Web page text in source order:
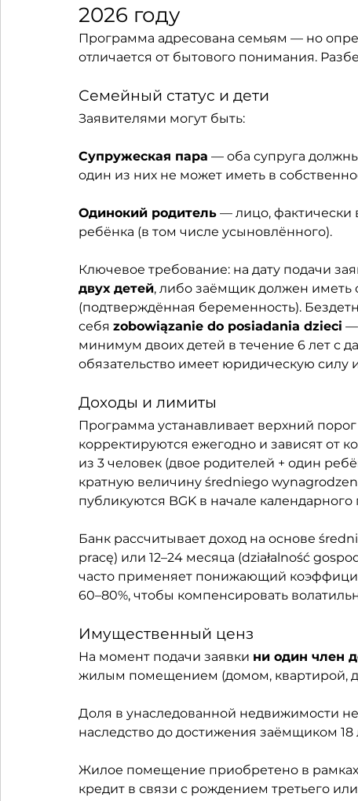
2026 году
Программа адресована семьям — но
отличается от бытового понимания.
Семейный статус и дети
Заявителями могут быть:
Супружеская пара — оба супруга
один из них не может иметь в
Одинокий родитель — лицо,
ребёнка (в том числе усыновлённого).
Ключевое требование: на дату подачи
двух детей, либо заёмщик должен иметь
(подтверждённая беременность).
себя zobowiązanie do posiadania dzieci —
минимум двоих детей в течение 6 лет с
обязательство имеет юридическую силу
Доходы и лимиты
Программа устанавливает верхний
корректируются ежегодно и зависят от
из 3 человек (двое родителей + один
кратную величину średniego
публикуются BGK в начале календарного
Банк рассчитывает доход на основе
pracę) или 12–24 месяца (działalność
часто применяет понижающий
60–80%, чтобы компенсировать
Имущественный ценз
На момент подачи заявки ни один член
жилым помещением (домом, квартирой,
Доля в унаследованной недвижимости
наследство до достижения заёмщиком 18
Жилое помещение приобретено в
кредит в связи с рождением третьего